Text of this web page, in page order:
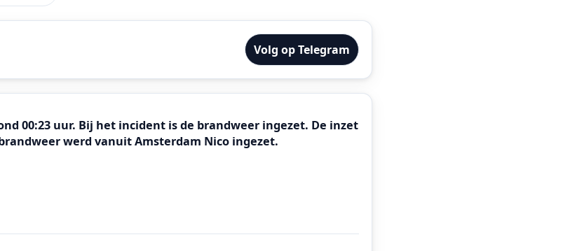
Volg op Telegram
00:23 uur. Bij het incident is de brandweer ingezet. De inzet
werd vanuit Amsterdam Nico ingezet.